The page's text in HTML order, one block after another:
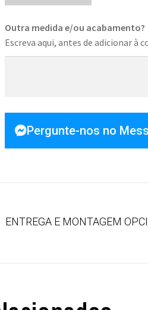
Outra medida e/ou acabamento?
Escreva aqui, antes de adicionar à
Pergunte-nos no
ENTREGA E MONTAGEM